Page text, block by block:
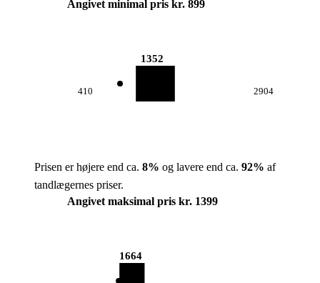
Angivet minimal pris kr. 899
410
1352
2904
Prisen er højere end ca. 8% og lavere end ca. 92% af
tandlægernes priser.
Angivet maksimal pris kr. 1399
1664